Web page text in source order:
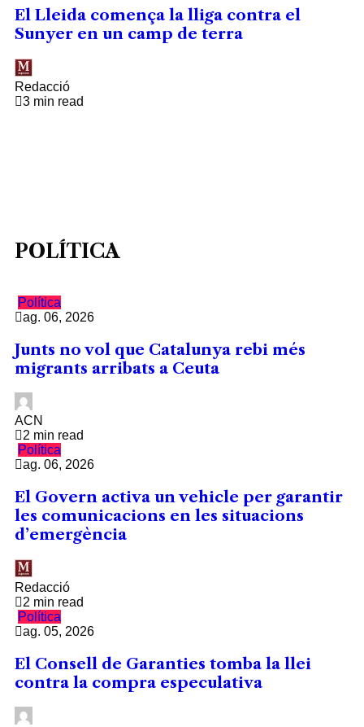
El Lleida comença la lliga contra el
Sunyer en un camp de terra
Redacció
3 min read
POLÍTICA
Política
ag. 06, 2026
Junts no vol que Catalunya rebi més
migrants arribats a Ceuta
ACN
2 min read
Política
ag. 06, 2026
El Govern activa un vehicle per garantir
les comunicacions en les situacions
d’emergència
Redacció
2 min read
Política
ag. 05, 2026
El Consell de Garanties tomba la llei
contra la compra especulativa